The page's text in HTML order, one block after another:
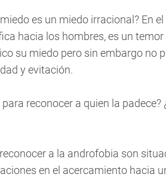
es un miedo irracional? En
hacia los hombres, es un
su miedo pero sin embargo no
y evitación.
reconocer a quien la padece?
a la androfobia son
en el acercamiento hacia